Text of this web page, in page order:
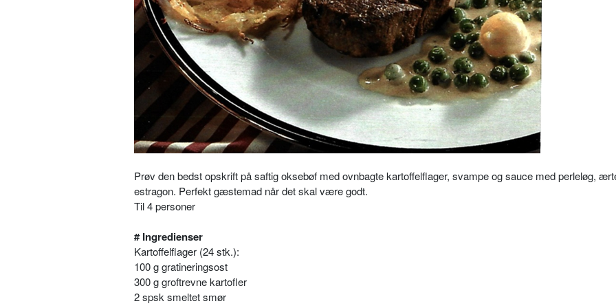
Prøv den bedst opskrift på saftig oksebøf med ovnbagte kartoffelflager, svampe og sauce med perleløg,
estragon. Perfekt gæstemad når det skal være godt.
Til 4 personer
# Ingredienser
Kartoffelflager (24 stk.):
100 g gratineringsost
300 g groftrevne kartofler
2 spsk smeltet smør